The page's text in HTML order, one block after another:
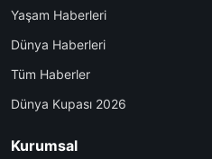
Yaşam Haberleri
Dünya Haberleri
Tüm Haberler
Dünya Kupası 2026
Kurumsal